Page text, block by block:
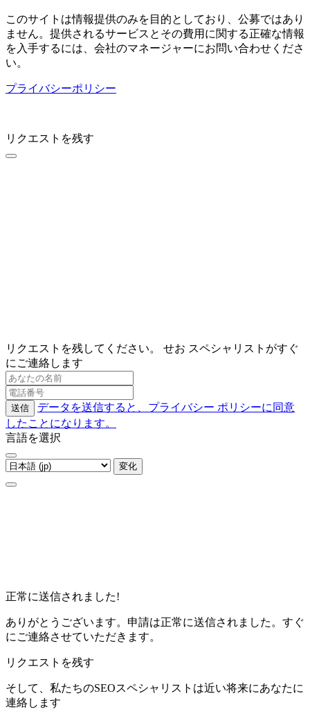
このサイトは情報提供のみを目的としており、公募ではあり
ません。提供されるサービスとその費用に関する正確な情報
を入手するには、会社のマネージャーにお問い合わせくださ
い。
プライバシーポリシー
リクエストを残す
リクエストを残してください。 せお スペシャリストがすぐ
にご連絡します
送信
データを送信すると、プライバシー ポリシーに同意
したことになります。
言語を選択
変化
正常に送信されました!
ありがとうございます。申請は正常に送信されました。すぐ
にご連絡させていただきます。
リクエストを残す
そして、私たちのSEOスペシャリストは近い将来にあなたに
連絡します